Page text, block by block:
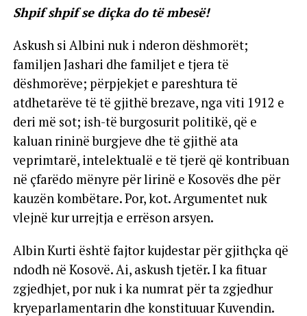
Shpif shpif se diçka do të mbesë!
Askush si Albini nuk i nderon dëshmorët;
familjen Jashari dhe familjet e tjera të
dëshmorëve; përpjekjet e pareshtura të
atdhetarëve të të gjithë brezave, nga viti 1912 e
deri më sot; ish-të burgosurit politikë, që e
kaluan rininë burgjeve dhe të gjithë ata
veprimtarë, intelektualë e të tjerë që kontribuan
në çfarëdo mënyre për lirinë e Kosovës dhe për
kauzën kombëtare. Por, kot. Argumentet nuk
vlejnë kur urrejtja e errëson arsyen.
Albin Kurti është fajtor kujdestar për gjithçka që
ndodh në Kosovë. Ai, askush tjetër. I ka fituar
zgjedhjet, por nuk i ka numrat për ta zgjedhur
kryeparlamentarin dhe konstituuar Kuvendin.